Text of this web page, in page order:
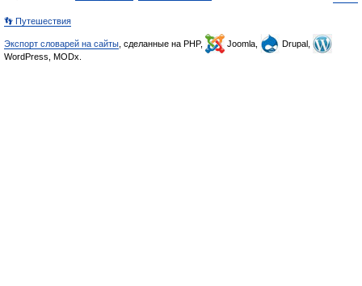
👣 Путешествия
Экспорт словарей на сайты , сделанные на PHP, Joomla,
Drupal,
WordPress, MODx.